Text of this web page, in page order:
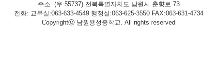
주소: (우:55737) 전북특별자치도 남원시 춘향로 73
전화: 교무실:063-633-4549 행정실:063-625-3550 FAX:063-631-4734
Copyrightⓒ 남원용성중학교. All rights reserved